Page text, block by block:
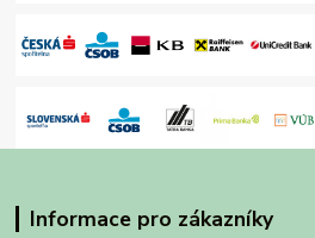
Informace pro zákazníky